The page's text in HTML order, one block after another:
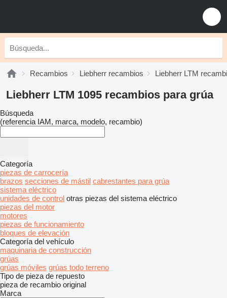
Recambios Liebherr recambios Liebherr LTM
Liebherr LTM 1095 recambios para grúa
Búsqueda
(referencia IAM, marca, modelo, recambio)
Categoría
piezas de carrocería
brazos secciones de mástil cabrestantes para grúa
sistema eléctrico
unidades de control otras piezas del sistema eléctrico
piezas del motor
motores
piezas de funcionamiento
bloques de elevación
Categoría del vehículo
maquinaria de construcción
grúas
grúas móviles grúas todo terreno
Tipo de pieza de repuesto
pieza de recambio original
Marca